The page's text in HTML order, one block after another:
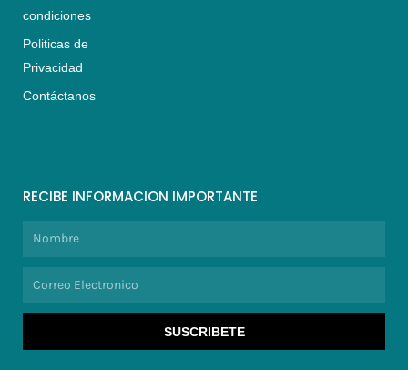
condiciones
Politicas de
Privacidad
Contáctanos
RECIBE INFORMACION IMPORTANTE
SUSCRIBETE